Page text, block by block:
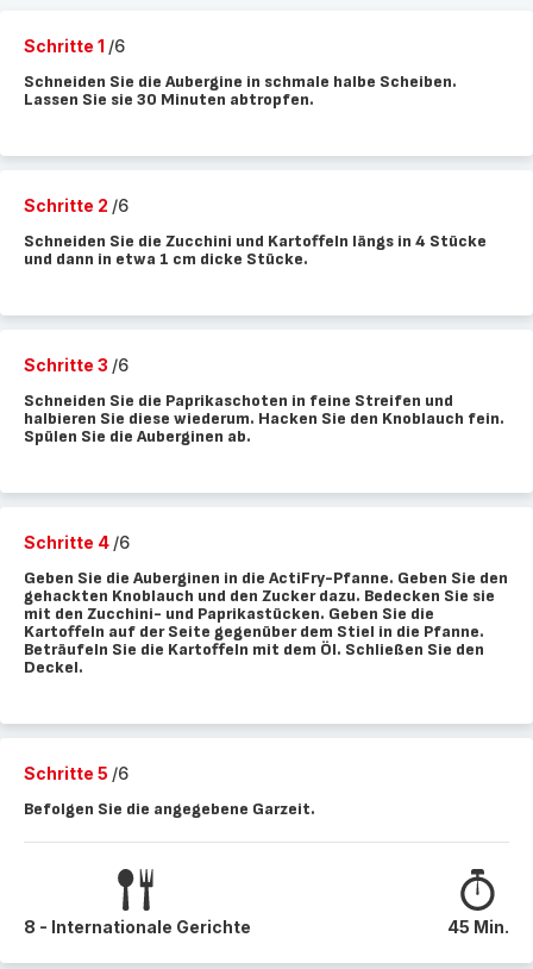
Schritte 1 /6
Schneiden Sie die Aubergine in schmale halbe Scheiben.
Lassen Sie sie 30 Minuten abtropfen.
Schritte 2 /6
Schneiden Sie die Zucchini und Kartoffeln längs in 4 Stücke
und dann in etwa 1 cm dicke Stücke.
Schritte 3 /6
Schneiden Sie die Paprikaschoten in feine Streifen und
halbieren Sie diese wiederum. Hacken Sie den Knoblauch fein.
Spülen Sie die Auberginen ab.
Schritte 4 /6
Geben Sie die Auberginen in die ActiFry-Pfanne. Geben Sie den
gehackten Knoblauch und den Zucker dazu. Bedecken Sie sie
mit den Zucchini- und Paprikastücken. Geben Sie die
Kartoffeln auf der Seite gegenüber dem Stiel in die Pfanne.
Beträufeln Sie die Kartoffeln mit dem Öl. Schließen Sie den
Deckel.
Schritte 5 /6
Befolgen Sie die angegebene Garzeit.
8 - Internationale Gerichte 45 Min.